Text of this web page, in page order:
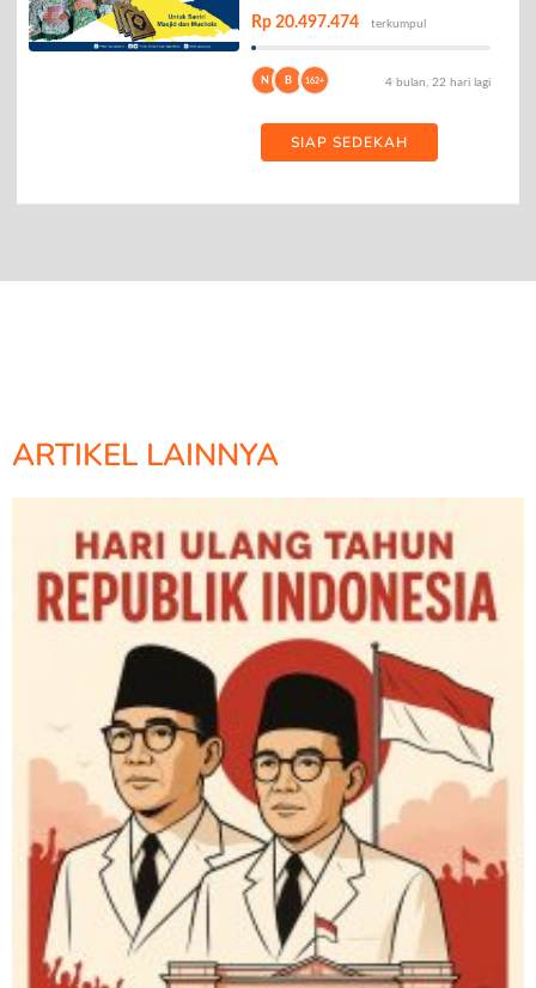
Rp 20.497.474 terkumpul
N B 162+ 4 bulan, 22 hari lagi
SIAP SEDEKAH
ARTIKEL LAINNYA